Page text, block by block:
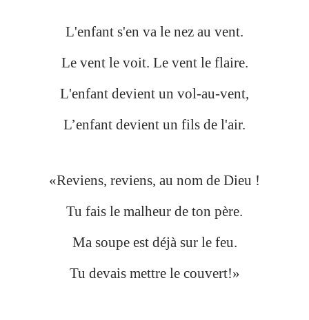
L'enfant s'en va le nez au vent.
Le vent le voit. Le vent le flaire.
L'enfant devient un vol-au-vent,
L’enfant devient un fils de l'air.
«Reviens, reviens, au nom de Dieu !
Tu fais le malheur de ton père.
Ma soupe est déjà sur le feu.
Tu devais mettre le couvert!»